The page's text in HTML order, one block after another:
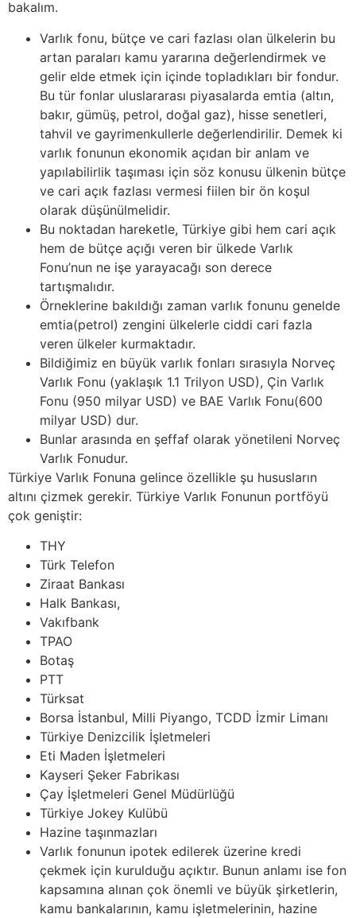
bakalım.
Varlık fonu, bütçe ve cari fazlası olan ülkelerin bu
artan paraları kamu yararına değerlendirmek ve
gelir elde etmek için içinde topladıkları bir fondur.
Bu tür fonlar uluslararası piyasalarda emtia (altın,
bakır, gümüş, petrol, doğal gaz), hisse senetleri,
tahvil ve gayrimenkullerle değerlendirilir. Demek ki
varlık fonunun ekonomik açıdan bir anlam ve
yapılabilirlik taşıması için söz konusu ülkenin bütçe
ve cari açık fazlası vermesi fiilen bir ön koşul
olarak düşünülmelidir.
Bu noktadan hareketle, Türkiye gibi hem cari açık
hem de bütçe açığı veren bir ülkede Varlık
Fonu’nun ne işe yarayacağı son derece
tartışmalıdır.
Örneklerine bakıldığı zaman varlık fonunu genelde
emtia(petrol) zengini ülkelerle ciddi cari fazla
veren ülkeler kurmaktadır.
Bildiğimiz en büyük varlık fonları sırasıyla Norveç
Varlık Fonu (yaklaşık 1.1 Trilyon USD), Çin Varlık
Fonu (950 milyar USD) ve BAE Varlık Fonu(600
milyar USD) dur.
Bunlar arasında en şeffaf olarak yönetileni Norveç
Varlık Fonudur.
Türkiye Varlık Fonuna gelince özellikle şu hususların
altını çizmek gerekir. Türkiye Varlık Fonunun portföyü
çok geniştir:
THY
Türk Telefon
Ziraat Bankası
Halk Bankası,
Vakıfbank
TPAO
Botaş
PTT
Türksat
Borsa İstanbul, Milli Piyango, TCDD İzmir Limanı
Türkiye Denizcilik İşletmeleri
Eti Maden İşletmeleri
Kayseri Şeker Fabrikası
Çay İşletmeleri Genel Müdürlüğü
Türkiye Jokey Kulübü
Hazine taşınmazları
Varlık fonunun ipotek edilerek üzerine kredi
çekmek için kurulduğu açıktır. Bunun anlamı ise fon
kapsamına alınan çok önemli ve büyük şirketlerin,
kamu bankalarının, kamu işletmelerinin, hazine